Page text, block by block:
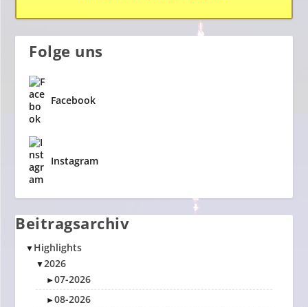
Folge uns
Facebook
Instagram
Beitragsarchiv
▼Highlights
▼2026
►07-2026
►08-2026